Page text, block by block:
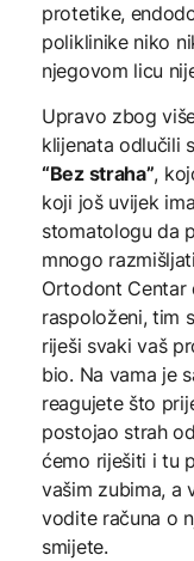
protetike,
poliklinike niko
njegovom licu
Upravo zbog
klijenata odlučili
“Bez straha”,
koji još uvijek
stomatologu da
mnogo
Ortodont Centar
raspoloženi, tim
riješi svaki vaš
bio. Na vama je
reagujete što
postojao strah
ćemo riješiti i tu
vašim zubima, a
vodite računa o
smijete.